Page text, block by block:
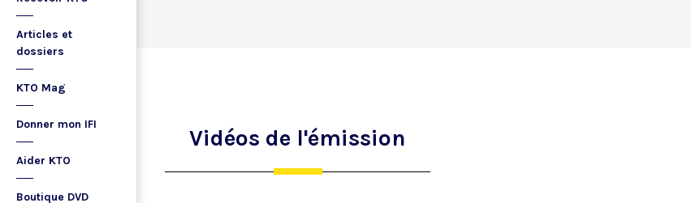
Articles et
dossiers
KTO Mag
Donner mon IFI
Aider KTO
Boutique DVD
Vidéos de l'émission